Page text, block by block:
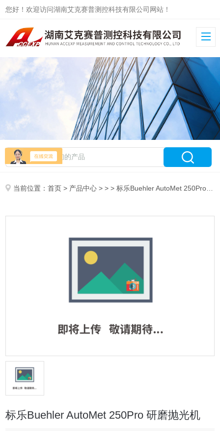
您好！欢迎访问湖南艾克赛普测控科技有限公司网站！
当前位置：首页 > 产品中心 > > > 标乐Buehler AutoMet 250Pro 研磨抛光机
标乐Buehler AutoMet 250Pro 研磨抛光机